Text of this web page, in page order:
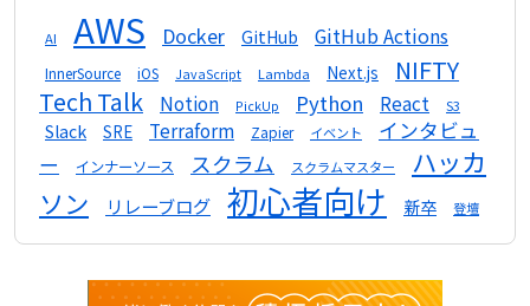
AI AWS Docker GitHub GitHub Actions
InnerSource iOS JavaScript Lambda Next.js
NIFTY
Tech Talk
Notion PickUp Python React S3
Slack SRE Terraform Zapier イベント
インタビュ
ー
インナーソース スクラム スクラムマスター
ハッカ
ソン
リレーブログ 初心者向け 新卒 登壇